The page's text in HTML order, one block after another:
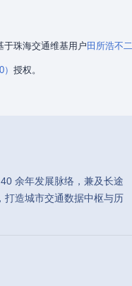
于珠海交通维基用户田所浩不二
授权。
余年发展脉络，兼及长途
打造城市交通数据中枢与历